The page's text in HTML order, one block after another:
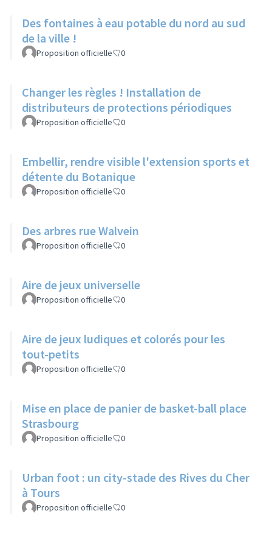
Des fontaines à eau potable du nord au sud
de la ville !
Proposition officielle 0
Changer les règles ! Installation de
distributeurs de protections périodiques
Proposition officielle 0
Embellir, rendre visible l'extension sports et
détente du Botanique
Proposition officielle 0
Des arbres rue Walvein
Proposition officielle 0
Aire de jeux universelle
Proposition officielle 0
Aire de jeux ludiques et colorés pour les
tout-petits
Proposition officielle 0
Mise en place de panier de basket-ball place
Strasbourg
Proposition officielle 0
Urban foot : un city-stade des Rives du Cher
à Tours
Proposition officielle 0